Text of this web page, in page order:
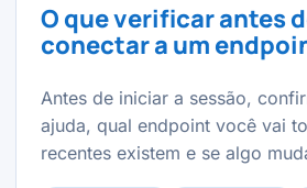
O que verificar antes
conectar a um
Antes de iniciar a sessão,
ajuda, qual endpoint você vai
recentes existem e se algo